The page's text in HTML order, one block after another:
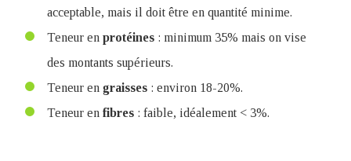
acceptable, mais il doit être en quantité minime.
Teneur en protéines : minimum 35% mais on vise
des montants supérieurs.
Teneur en graisses : environ 18-20%.
Teneur en fibres : faible, idéalement < 3%.